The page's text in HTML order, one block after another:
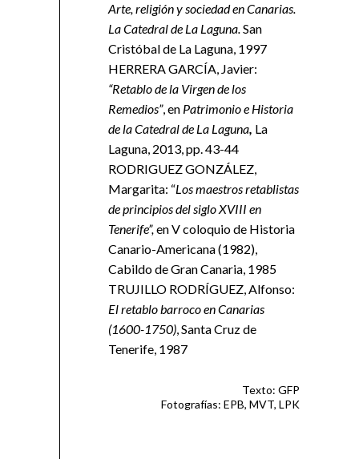
Arte, religión y sociedad en Canarias.
La Catedral de La Laguna.San
Cristóbal de La Laguna, 1997
HERRERA GARCÍA, Javier:
“Retablo de la Virgen de los
Remedios”, en Patrimonio e Historia
de la Catedral de La Laguna, La
Laguna, 2013, pp. 43-44
RODRIGUEZ GONZÁLEZ,
Margarita: “Los maestros retablistas
de principios del siglo XVIII en
Tenerife”,en V coloquio de Historia
Canario-Americana (1982),
Cabildo de Gran Canaria, 1985
TRUJILLO RODRÍGUEZ, Alfonso:
El retablo barroco en Canarias
(1600-1750), Santa Cruz de
Tenerife, 1987
Texto: GFP
Fotografías: EPB, MVT, LPK